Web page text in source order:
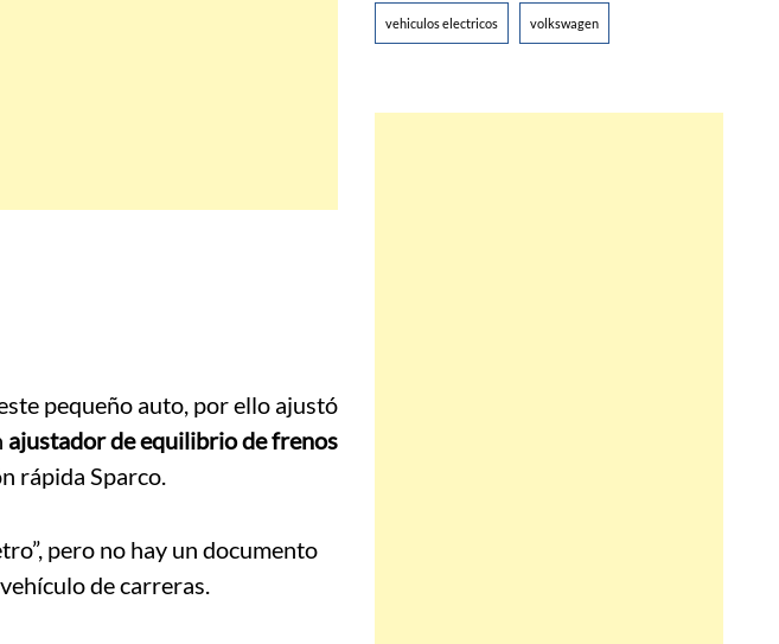
pequeño auto, por ello ajustó
ajustador de equilibrio de frenos
rápida Sparco.
pero no hay un documento
de carreras.
vehiculos electricos volkswagen